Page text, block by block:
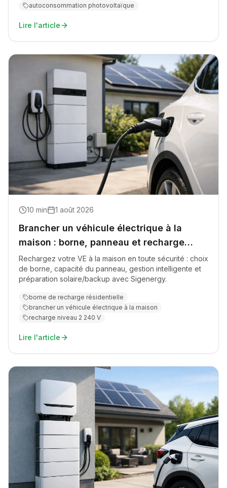
autoconsommation photovoltaïque
Lire l'article
10 min 1 août 2026
Brancher un véhicule électrique à la
maison : borne, panneau et recharge
intelligente
Rechargez votre VE à la maison en toute sécurité : choix
de borne, capacité du panneau, gestion intelligente et
préparation solaire/backup avec Sigenergy.
borne de recharge résidentielle
brancher un véhicule électrique à la maison
recharge niveau 2 240 V
Lire l'article